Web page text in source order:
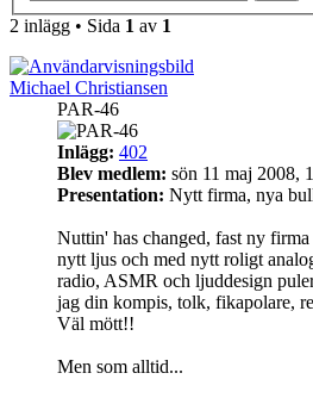
2 inlägg • Sida 1 av 1
Michael Christiansen
PAR-46
Inlägg: 402
Blev medlem: sön 11 maj 2008,
Presentation: Nytt firma, nya
Nuttin' has changed, fast ny
nytt ljus och med nytt roligt
radio, ASMR och ljuddesign
jag din kompis, tolk, fikapolare,
Väl mött!!
Men som alltid...